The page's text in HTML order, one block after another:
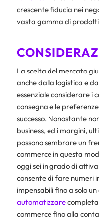
crescente fiducia nei
vasta gamma di
La scelta del mercato
anche dalla logistica e
essenziale considerare i
consegna e le
successo. Nonostante
business, ed i margini,
possono sembrare un
commerce in questa
oggi sei in grado di
consente di fare numeri
impensabili fino a solo
automatizzare
commerce fino alla